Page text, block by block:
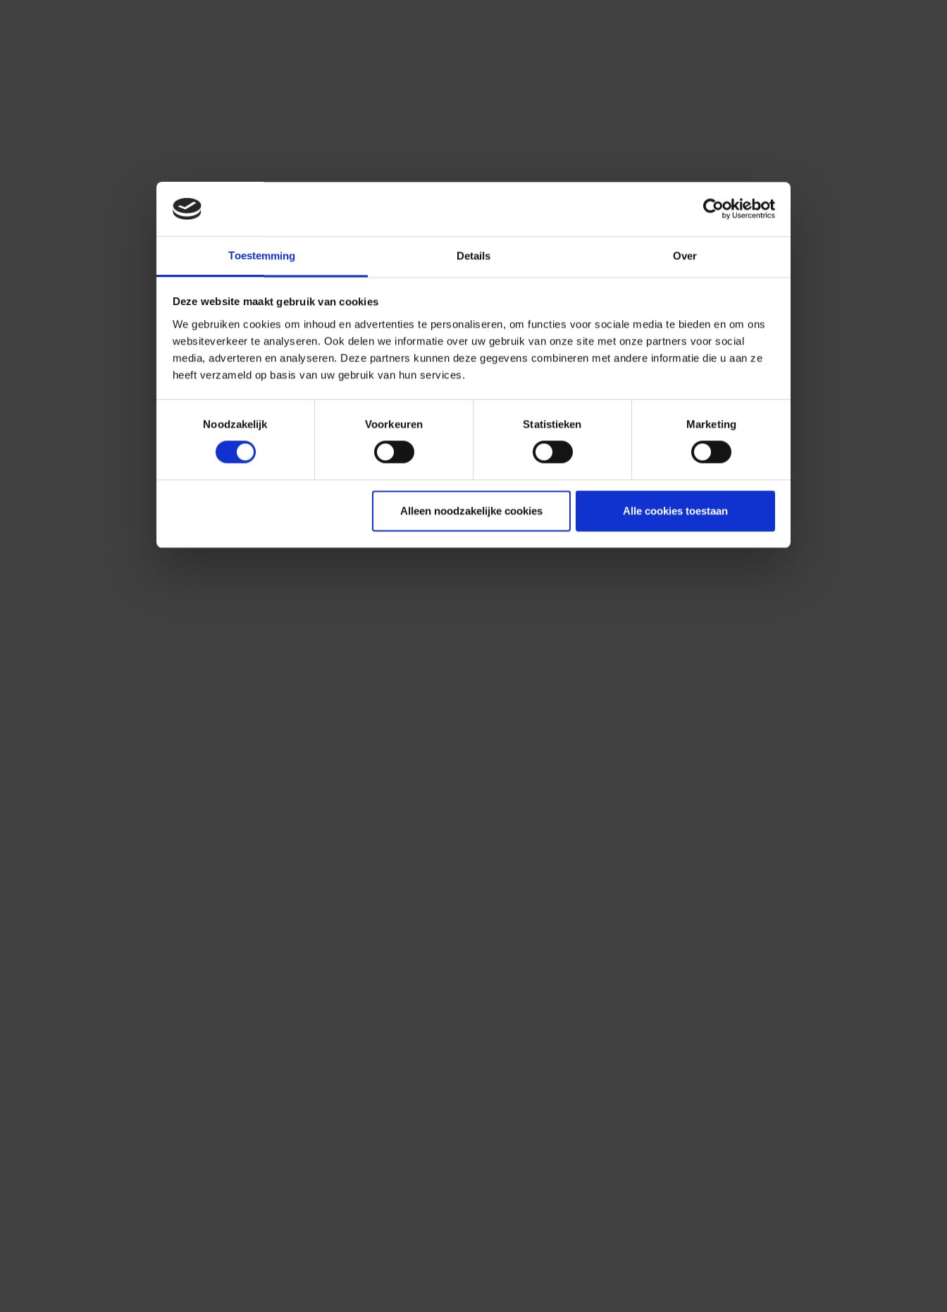
Toestemming Details Over
Deze website maakt gebruik van cookies
We gebruiken cookies om inhoud en advertenties te personaliseren, om functies voor sociale media te bieden en om ons
websiteverkeer te analyseren. Ook delen we informatie over uw gebruik van onze site met onze partners voor social
media, adverteren en analyseren. Deze partners kunnen deze gegevens combineren met andere informatie die u aan ze
heeft verzameld op basis van uw gebruik van hun services.
Noodzakelijk
Voorkeuren Statistieken Marketing
Alleen noodzakelijke cookies Alle cookies toestaan